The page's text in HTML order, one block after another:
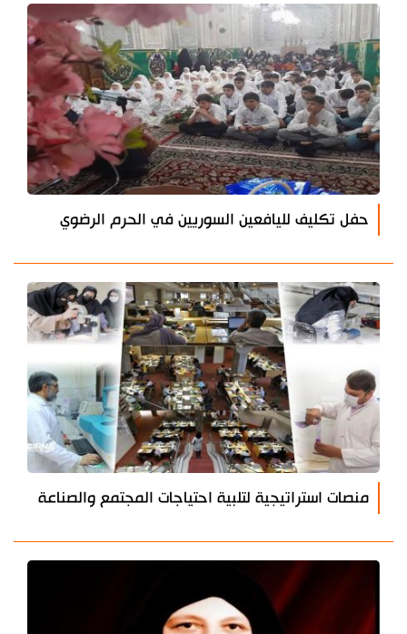
حفل تكليف لليافعين السوريين في الحرم الرضوي
منصات استراتيجية لتلبية احتياجات المجتمع والصناعة